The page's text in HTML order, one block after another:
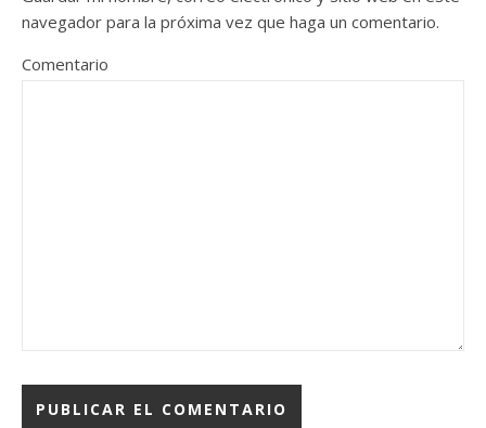
navegador para la próxima vez que haga un comentario.
Comentario